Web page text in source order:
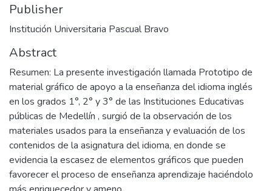
Publisher
Institución Universitaria Pascual Bravo
Abstract
Resumen: La presente investigación llamada Prototipo de
material gráfico de apoyo a la enseñanza del idioma inglés
en los grados 1°, 2° y 3° de las Instituciones Educativas
públicas de Medellín , surgió de la observación de los
materiales usados para la enseñanza y evaluación de los
contenidos de la asignatura del idioma, en donde se
evidencia la escasez de elementos gráficos que pueden
favorecer el proceso de enseñanza aprendizaje haciéndolo